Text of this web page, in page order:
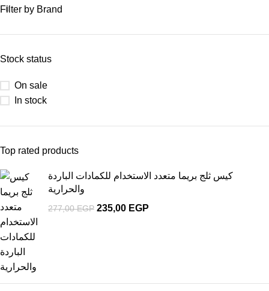
Filter by Brand
Stock status
On sale
In stock
Top rated products
كيس ثلج بريما متعدد الاستخدام للكمادات الباردة
والحرارية
277,00EGP 235,00 EGP